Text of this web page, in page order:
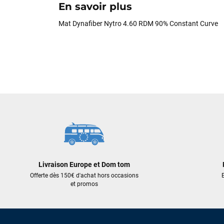
En savoir plus
Mat Dynafiber Nytro 4.60 RDM 90% Constant Curve
Livraison Europe et Dom tom
Offerte dès 150€ d'achat hors occasions
et promos